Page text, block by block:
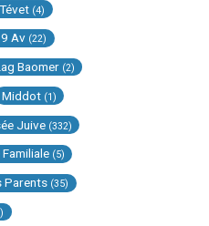
(4)
Av (22)
Baomer (2)
Middot (1)
Juive (332)
(5)
Parents (35)